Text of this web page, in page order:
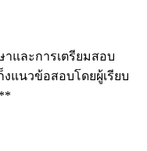
และการเตรียมสอบ
งแนวข้อสอบโดยผู้เรียบ